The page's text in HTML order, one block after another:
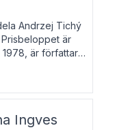
Andrzej Tichý
är
är författare
med den
Ingves